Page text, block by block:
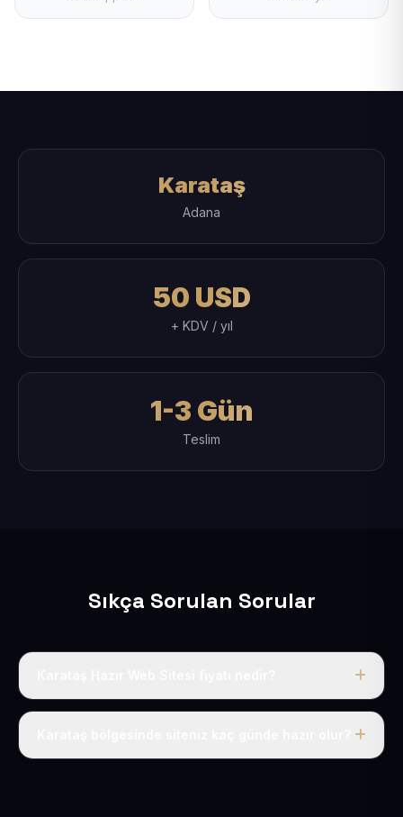
Karataş
Adana
50 USD
+ KDV / yıl
1-3 Gün
Teslim
Sıkça Sorulan Sorular
Tek fiyat uygulanır: yıllık 50 USD + KDV. Bu bedele alan